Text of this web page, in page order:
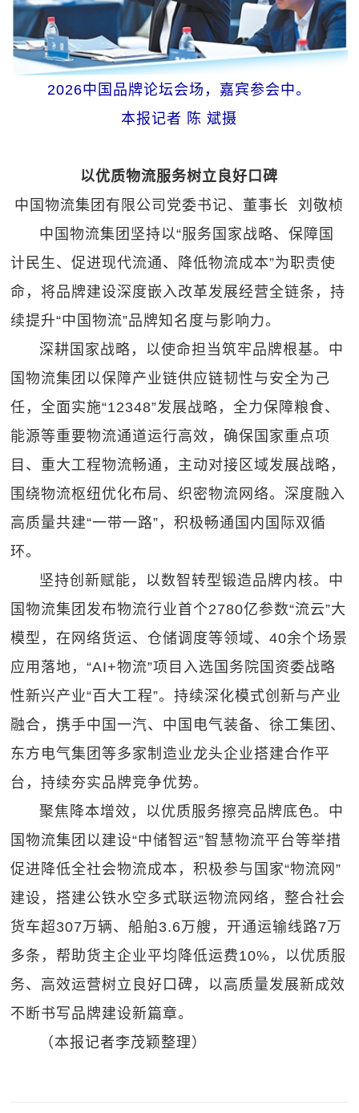
2026中国品牌论坛会场，嘉宾参会中。
本报记者 陈 斌摄
以优质物流服务树立良好口碑
中国物流集团有限公司党委书记、董事长 刘敬桢
中国物流集团坚持以“服务国家战略、保障国
计民生、促进现代流通、降低物流成本”为职责使
命，将品牌建设深度嵌入改革发展经营全链条，持
续提升“中国物流”品牌知名度与影响力。
深耕国家战略，以使命担当筑牢品牌根基。中
国物流集团以保障产业链供应链韧性与安全为己
任，全面实施“12348”发展战略，全力保障粮食、
能源等重要物流通道运行高效，确保国家重点项
目、重大工程物流畅通，主动对接区域发展战略，
围绕物流枢纽优化布局、织密物流网络。深度融入
高质量共建“一带一路”，积极畅通国内国际双循
环。
坚持创新赋能，以数智转型锻造品牌内核。中
国物流集团发布物流行业首个2780亿参数“流云”大
模型，在网络货运、仓储调度等领域、40余个场景
应用落地，“AI+物流”项目入选国务院国资委战略
性新兴产业“百大工程”。持续深化模式创新与产业
融合，携手中国一汽、中国电气装备、徐工集团、
东方电气集团等多家制造业龙头企业搭建合作平
台，持续夯实品牌竞争优势。
聚焦降本增效，以优质服务擦亮品牌底色。中
国物流集团以建设“中储智运”智慧物流平台等举措
促进降低全社会物流成本，积极参与国家“物流网”
建设，搭建公铁水空多式联运物流网络，整合社会
货车超307万辆、船舶3.6万艘，开通运输线路7万
多条，帮助货主企业平均降低运费10%，以优质服
务、高效运营树立良好口碑，以高质量发展新成效
不断书写品牌建设新篇章。
（本报记者李茂颖整理）